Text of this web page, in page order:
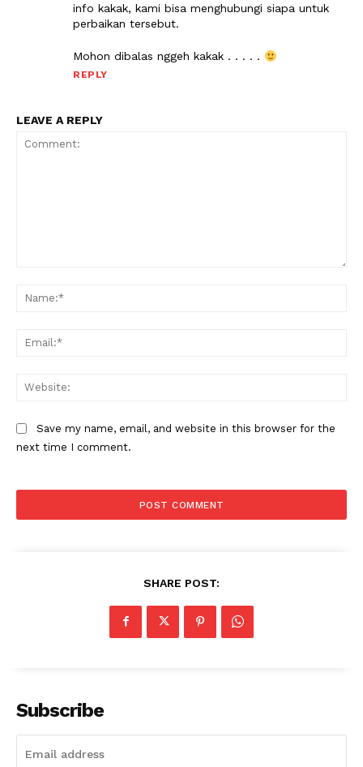
info kakak, kami bisa menghubungi siapa untuk
perbaikan tersebut.
Mohon dibalas nggeh kakak . . . . .
REPLY
LEAVE A REPLY
Save my name, email, and website in this browser for the
next time I comment.
SHARE POST:
Subscribe